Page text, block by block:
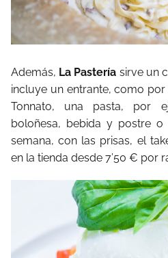
Además, La Pastería sirve un
incluye un entrante, como
Tonnato, una pasta, por
boloñesa, bebida y postre o
semana, con las prisas, el
en la tienda desde 7’50 € por